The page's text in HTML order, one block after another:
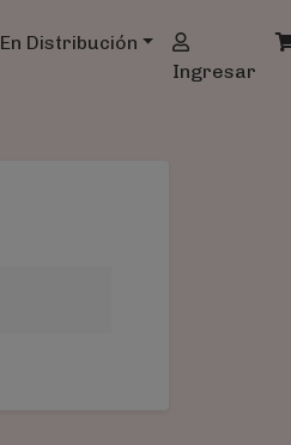
En Distribución
Ingresar